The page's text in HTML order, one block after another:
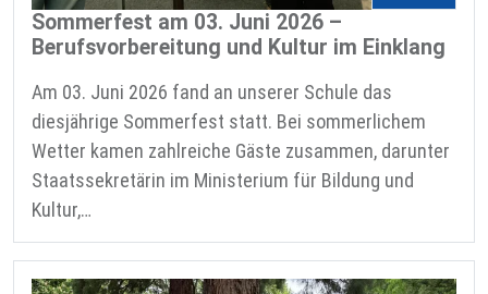
Sommerfest am 03. Juni 2026 –
Berufsvorbereitung und Kultur im Einklang
Am 03. Juni 2026 fand an unserer Schule das
diesjährige Sommerfest statt. Bei sommerlichem
Wetter kamen zahlreiche Gäste zusammen, darunter
Staatssekretärin im Ministerium für Bildung und
Kultur,…